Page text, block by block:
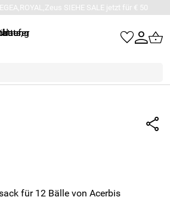
SIEHE SALE jetzt für € 50